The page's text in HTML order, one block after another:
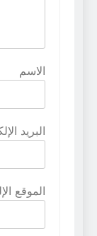
الاسم
البريد
الموقع